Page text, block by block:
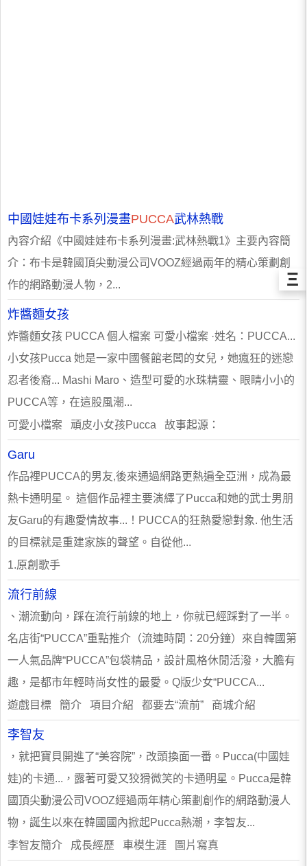
中國娃娃布卡系列漫畫PUCCA武林熱戰
內容介紹《中國娃娃布卡系列漫畫:武林熱戰1》主要內容簡
介：布卡是韓國頂尖動漫公司VOOZ經過兩年的精心策劃創
作的網路動漫人物，2...
炸醬麵女孩
炸醬麵女孩 PUCCA 個人檔案 可愛小檔案 ·姓名：PUCCA...
小女孩Pucca 她是一家中國餐館老闆的女兒，她瘋狂的迷戀
忍者後裔... Mashi Maro、造型可愛的水珠精靈、眼睛小小的
PUCCA等，在這股風潮...
可愛小檔案 頑皮小女孩Pucca 故事起源：
Garu
作品裡PUCCA的男友,後來通過網路更熱遍全亞洲，成為最
熱卡通明星。 這個作品裡主要演繹了Pucca和她的武士男朋
友Garu的有趣愛情故事...！PUCCA的狂熱愛戀對象. 他生活
的目標就是重建家族的聲望。自從他...
1.原創歌手
流行前線
、潮流動向，踩在流行前線的地上，你就已經踩對了一半。
名店街“PUCCA”重點推介（流連時間：20分鐘）來自韓國第
一人氣品牌“PUCCA”包袋精品，設計風格休閒活潑，大膽有
趣，是都市年輕時尚女性的最愛。Q版少女“PUCCA...
遊戲目標 簡介 項目介紹 都要去“流前” 商城介紹
李智友
，就把寶貝開進了“美容院”，改頭換面一番。Pucca(中國娃
娃)的卡通...，露著可愛又狡猾微笑的卡通明星。Pucca是韓
國頂尖動漫公司VOOZ經過兩年精心策劃創作的網路動漫人
物，誕生以來在韓國國內掀起Pucca熱潮，李智友...
李智友簡介 成長經歷 車模生涯 圖片寫真
Ξ